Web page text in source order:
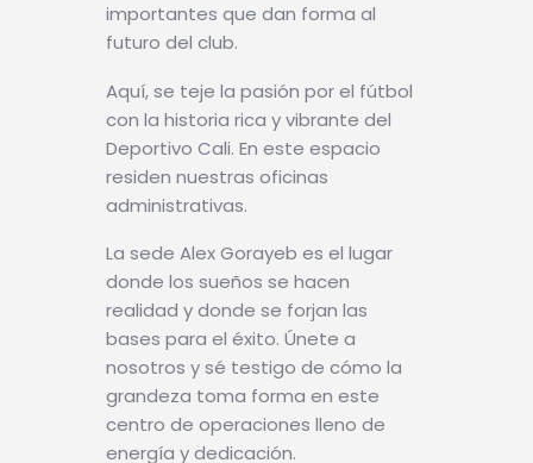
importantes que dan forma al
futuro del club.
Aquí, se teje la pasión por el fútbol
con la historia rica y vibrante del
Deportivo Cali. En este espacio
residen nuestras oficinas
administrativas.
La sede Alex Gorayeb es el lugar
donde los sueños se hacen
realidad y donde se forjan las
bases para el éxito. Únete a
nosotros y sé testigo de cómo la
grandeza toma forma en este
centro de operaciones lleno de
energía y dedicación.